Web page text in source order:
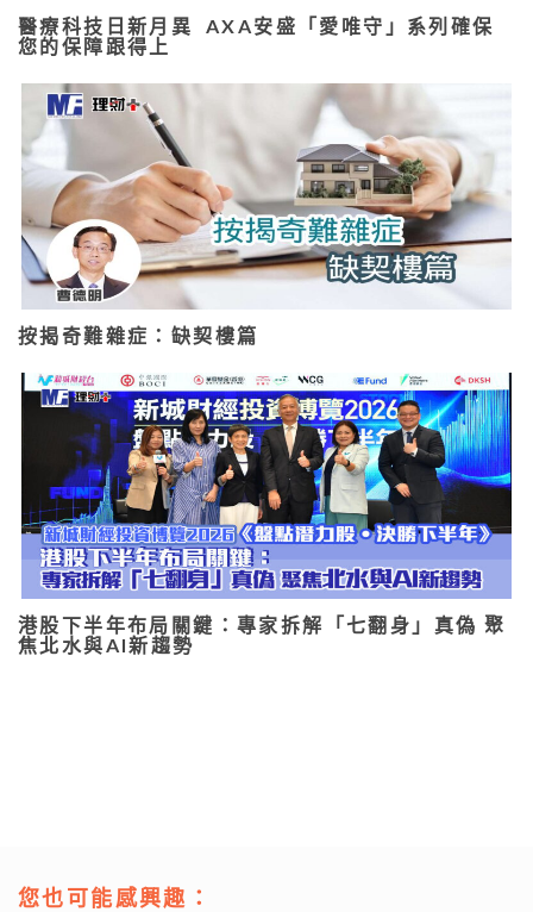
醫療科技日新月異 AXA安盛「愛唯守」系列確保
您的保障跟得上
按揭奇難雜症：缺契樓篇
港股下半年布局關鍵：專家拆解「七翻身」真偽 聚
焦北水與AI新趨勢
您也可能感興趣：